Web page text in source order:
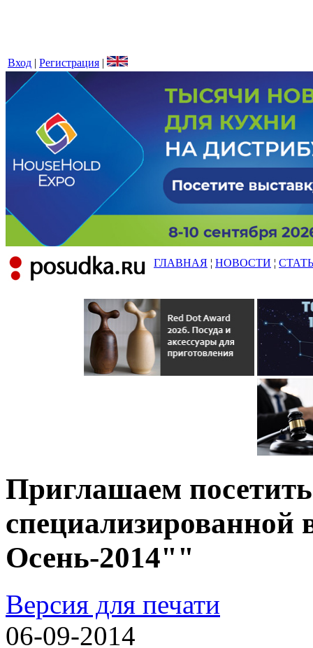
Вход | Регистрация |
ГЛАВНАЯ ¦ НОВОСТИ ¦
Приглашаем
специализированной
Осень-2014""
Версия для печати
06-09-2014